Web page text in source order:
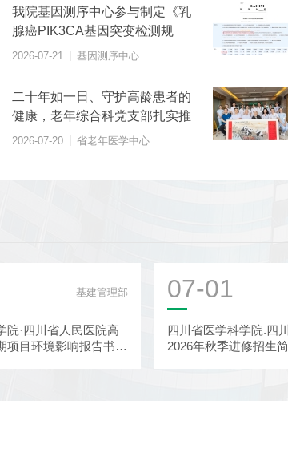
我院基因测序中心参与制定《乳
腺癌PIK3CA基因突变检测规
范》团体标准
2026-07-21 基因测序中心
二十年如一日、守护高龄患者的
健康，老年综合科党支部扎实推
进“桑榆之美 综合护航”党建品牌
2026-07-20 省老年医学中心
基建管理部
院·四川省人民医院高
项目环境影响报告书报
07-01
四川省医学科学院.四
2026年秋季进修招生